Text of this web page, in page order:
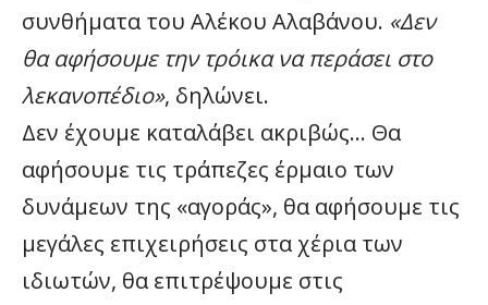
συνθήματα του Αλέκου Αλαβάνου. «Δεν
θα αφήσουμε την τρόικα να περάσει στο
λεκανοπέδιο», δηλώνει.
Δεν έχουμε καταλάβει ακριβώς… Θα
αφήσουμε τις τράπεζες έρμαιο των
δυνάμεων της «αγοράς», θα αφήσουμε τις
μεγάλες επιχειρήσεις στα χέρια των
ιδιωτών, θα επιτρέψουμε στις